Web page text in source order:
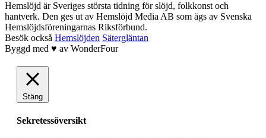
Hemslöjd är Sveriges största tidning för slöjd, folkkonst och
hantverk. Den ges ut av Hemslöjd Media AB som ägs av Svenska
Hemslöjdsföreningarnas Riksförbund.
Besök också Hemslöjden Sätergläntan
Byggd med ♥ av WonderFour
Stäng
Sekretessöversikt